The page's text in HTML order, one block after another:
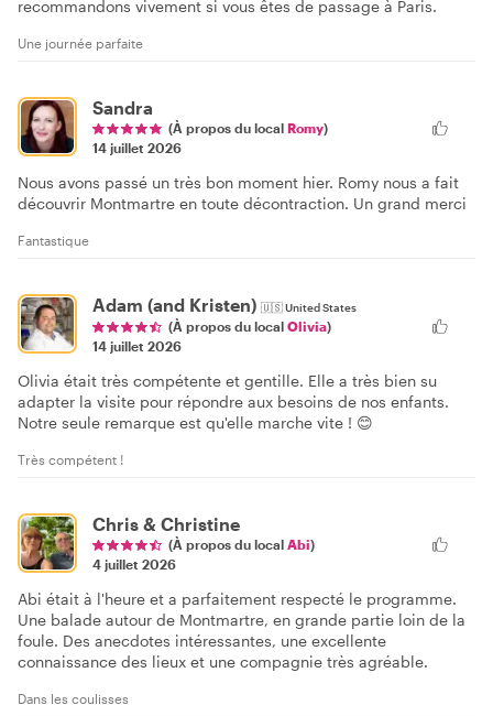
recommandons vivement si vous êtes de passage à Paris.
Une journée parfaite
Sandra
(À propos du local Romy)
14 juillet 2026
Nous avons passé un très bon moment hier. Romy nous a fait
découvrir Montmartre en toute décontraction. Un grand merci
Fantastique
Adam (and Kristen) 🇺🇸United States
(À propos du local Olivia)
14 juillet 2026
Olivia était très compétente et gentille. Elle a très bien su
adapter la visite pour répondre aux besoins de nos enfants.
Notre seule remarque est qu'elle marche vite ! 😊
Très compétent !
Chris & Christine
(À propos du local Abi)
4 juillet 2026
Abi était à l'heure et a parfaitement respecté le programme.
Une balade autour de Montmartre, en grande partie loin de la
foule. Des anecdotes intéressantes, une excellente
connaissance des lieux et une compagnie très agréable.
Dans les coulisses